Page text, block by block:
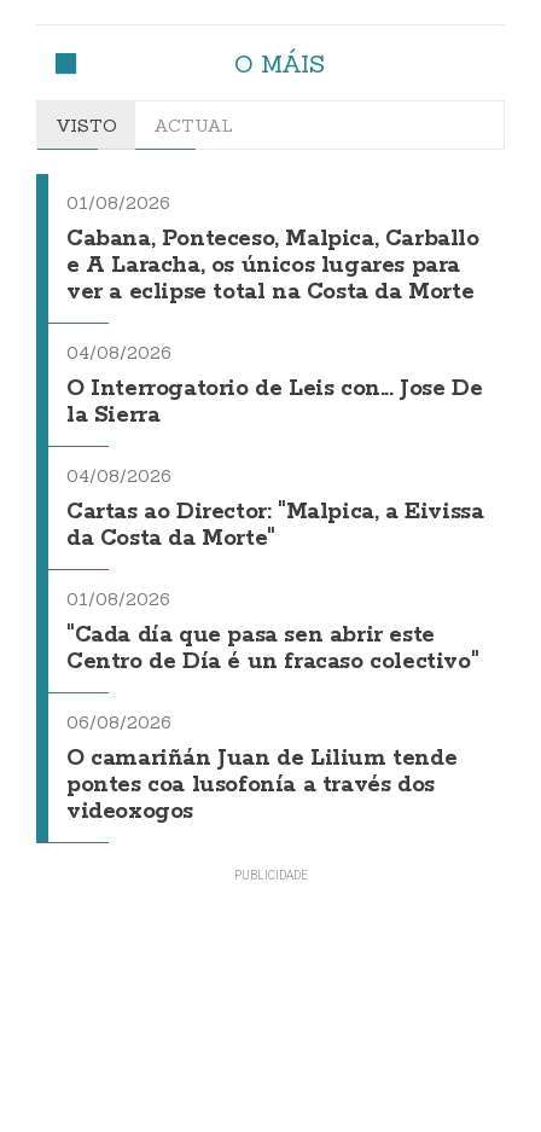
O MÁIS
VISTO ACTUAL
01/08/2026
Cabana, Ponteceso, Malpica, Carballo
e A Laracha, os únicos lugares para
ver a eclipse total na Costa da Morte
04/08/2026
O Interrogatorio de Leis con... Jose De
la Sierra
04/08/2026
Cartas ao Director: "Malpica, a Eivissa
da Costa da Morte"
01/08/2026
"Cada día que pasa sen abrir este
Centro de Día é un fracaso colectivo"
06/08/2026
O camariñán Juan de Lilium tende
pontes coa lusofonía a través dos
videoxogos